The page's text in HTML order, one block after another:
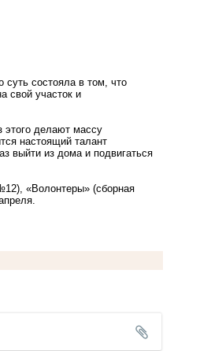
суть состояла в том, что
свой участок и
делают массу
настоящий талант
выйти из дома и подвигаться
«Волонтеры» (сборная